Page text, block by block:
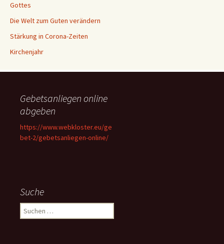
Gottes
Die Welt zum Guten verändern
Stärkung in Corona-Zeiten
Kirchenjahr
Gebetsanliegen online
abgeben
https://www.webkloster.eu/ge
bet-2/gebetsanliegen-online/
Suche
Suchen
nach: